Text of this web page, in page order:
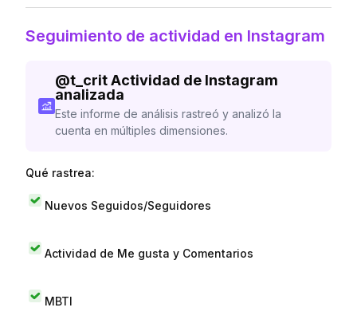
Seguimiento de actividad en Instagram
@t_critActividad de Instagram
analizada
Este informe de análisis rastreó y analizó la
cuenta en múltiples dimensiones.
Qué rastrea:
Nuevos Seguidos/Seguidores
Actividad de Me gusta y Comentarios
MBTI